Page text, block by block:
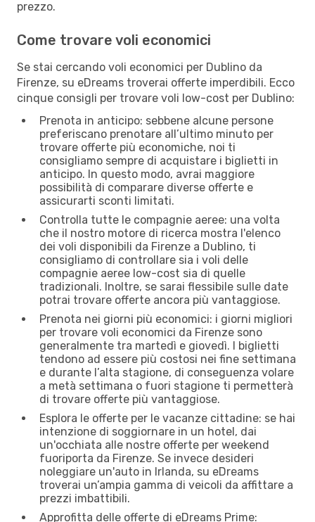
prezzo.
Come trovare voli economici
Se stai cercando voli economici per Dublino da
Firenze, su eDreams troverai offerte imperdibili. Ecco
cinque consigli per trovare voli low-cost per Dublino:
Prenota in anticipo: sebbene alcune persone
preferiscano prenotare all’ultimo minuto per
trovare offerte più economiche, noi ti
consigliamo sempre di acquistare i biglietti in
anticipo. In questo modo, avrai maggiore
possibilità di comparare diverse offerte e
assicurarti sconti limitati.
Controlla tutte le compagnie aeree: una volta
che il nostro motore di ricerca mostra l'elenco
dei voli disponibili da Firenze a Dublino, ti
consigliamo di controllare sia i voli delle
compagnie aeree low-cost sia di quelle
tradizionali. Inoltre, se sarai flessibile sulle date
potrai trovare offerte ancora più vantaggiose.
Prenota nei giorni più economici: i giorni migliori
per trovare voli economici da Firenze sono
generalmente tra martedì e giovedì. I biglietti
tendono ad essere più costosi nei fine settimana
e durante l’alta stagione, di conseguenza volare
a metà settimana o fuori stagione ti permetterà
di trovare offerte più vantaggiose.
Esplora le offerte per le vacanze cittadine: se hai
intenzione di soggiornare in un hotel, dai
un'occhiata alle nostre offerte per weekend
fuoriporta da Firenze. Se invece desideri
noleggiare un'auto in Irlanda, su eDreams
troverai un’ampia gamma di veicoli da affittare a
prezzi imbattibili.
Approfitta delle offerte di eDreams Prime: